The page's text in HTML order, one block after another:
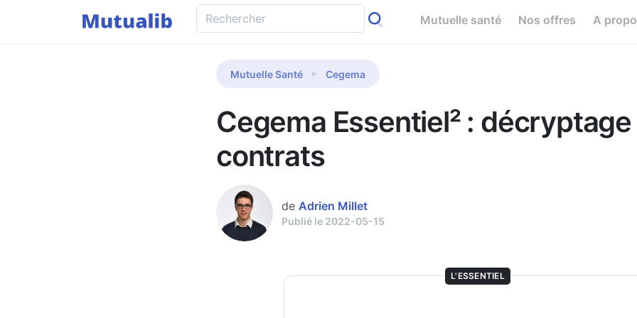
Mutuelle santé Nos offres A
Mutuelle Santé Cegema
Cegema Essentiel² :
contrats
de Adrien Millet
Publié le 2022-05-15
L'ESSENTIEL